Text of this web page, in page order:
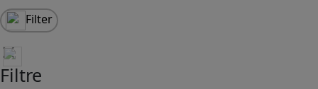
Filter
Filtre